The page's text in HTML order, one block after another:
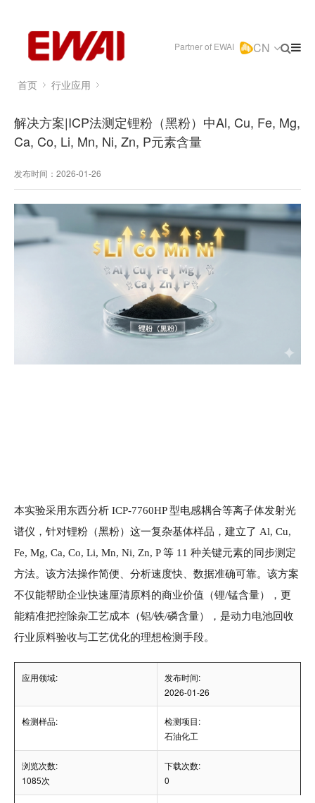
Partner of EWAI CN
首页 行业应用
解决方案|ICP法测定锂粉（黑粉）中Al, Cu, Fe, Mg,
Ca, Co, Li, Mn, Ni, Zn, P元素含量
发布时间：2026-01-26
本实验采用东西分析 ICP-7760HP 型电感耦合等离子体发射光
谱仪，针对锂粉（黑粉）这一复杂基体样品，建立了 Al, Cu,
Fe, Mg, Ca, Co, Li, Mn, Ni, Zn, P 等 11 种关键元素的同步测定
方法。 该方法操作简便、分析速度快、数据准确可靠。该方案
不仅能帮助企业快速厘清原料的商业价值（锂/锰含量），更
能精准把控除杂工艺成本（铝/铁/磷含量），是动力电池回收
行业原料验收与工艺优化的理想检测手段。
应用领域:
发布时间:
2026-01-26
检测样品:
检测项目:
石油化工
浏览次数:
1085次
下载次数:
0